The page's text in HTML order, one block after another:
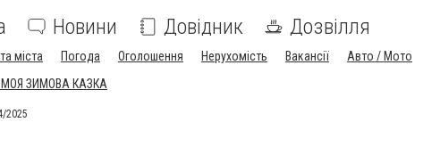
Новини Довідник Дозвілля
міста Погода Оголошення Нерухомість Вакансії Авто / Мото
ЗИМОВА КАЗКА
2025